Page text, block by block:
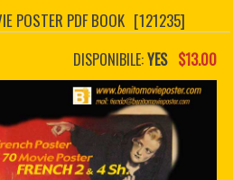
CONTATTO
POSTER PDF BOOK [121235]
DISPONIBILE:YES $13.00